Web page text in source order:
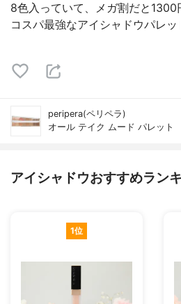
8色入っていて、メガ割だと
コスパ最強なアイシャドウパレ
peripera(ペリペラ)
オール テイク ムード パレット
アイシャドウおすすめラン
1位